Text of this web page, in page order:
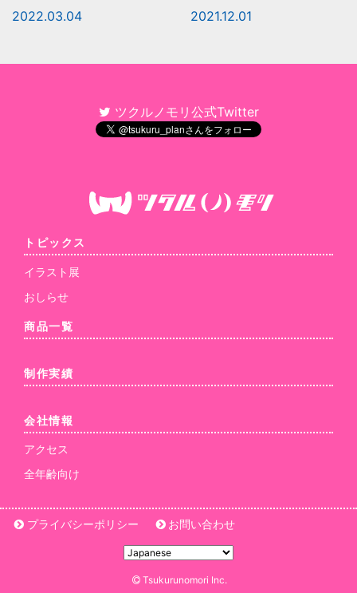
2022.03.04 2021.12.01
トピックス
イラスト展
おしらせ
商品一覧
制作実績
会社情報
アクセス
全年齢向け
ツクルノモリ公式Twitter
プライバシーポリシー お問い合わせ
Tsukurunomori Inc.